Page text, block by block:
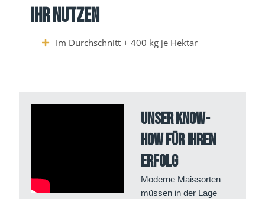
IHR NUTZEN
Im Durchschnitt + 400 kg je Hektar
Unser Know-
How für Ihren
Erfolg
Moderne Maissorten
müssen in der Lage